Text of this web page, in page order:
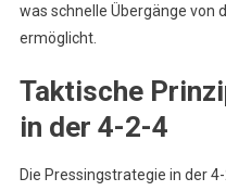
was schnelle Übergänge
ermöglicht.
Taktische
in der 4-2-4
Die Pressingstrategie in der